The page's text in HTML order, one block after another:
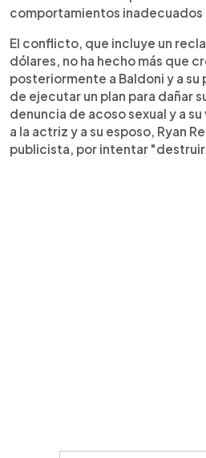
comportamientos inadecuados
El conflicto, que incluye un
dólares, no ha hecho más que
posteriormente a Baldoni y a
de ejecutar un plan para dañar
denuncia de acoso sexual y a
a la actriz y a su esposo, Ryan
publicista, por intentar